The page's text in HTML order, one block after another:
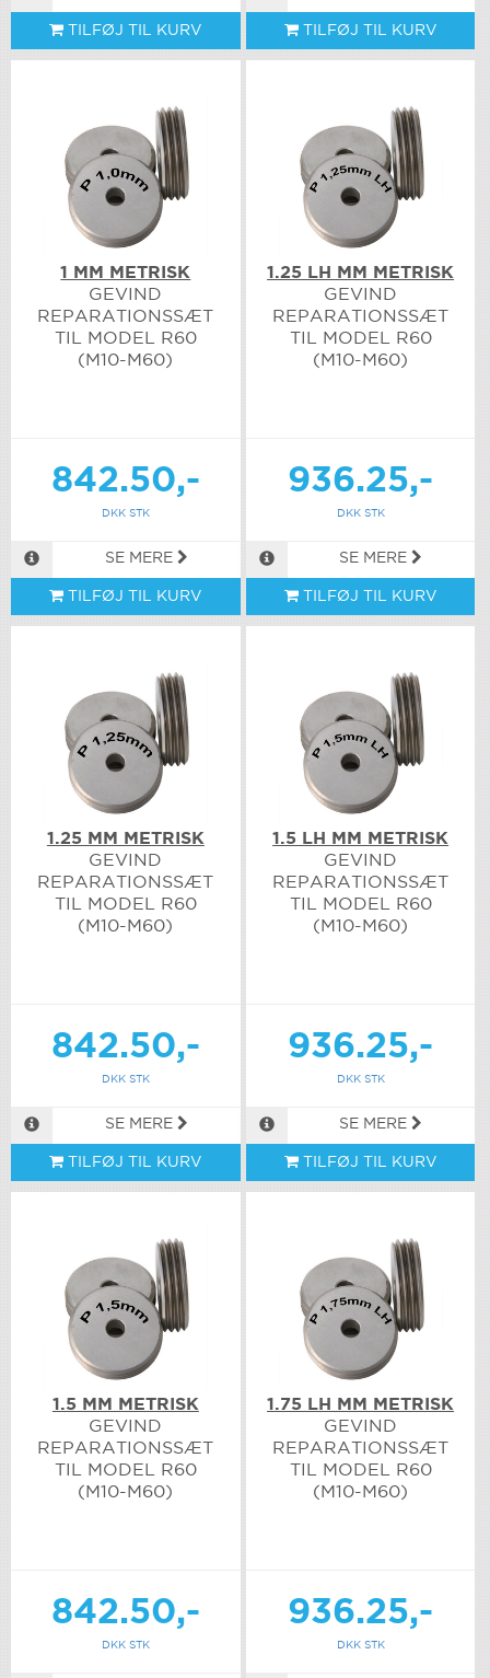
TILFØJ TIL KURV TILFØJ TIL KURV
1 MM METRISK
GEVIND
REPARATIONSSÆT
TIL MODEL R60
(M10-M60)
842.50,-
DKK STK
SE MERE
TILFØJ TIL KURV
1.25 LH MM METRISK
GEVIND
REPARATIONSSÆT
TIL MODEL R60
(M10-M60)
936.25,-
DKK STK
SE MERE
TILFØJ TIL KURV
1.25 MM METRISK
GEVIND
REPARATIONSSÆT
TIL MODEL R60
(M10-M60)
842.50,-
DKK STK
SE MERE
TILFØJ TIL KURV
1.5 LH MM METRISK
GEVIND
REPARATIONSSÆT
TIL MODEL R60
(M10-M60)
936.25,-
DKK STK
SE MERE
TILFØJ TIL KURV
1.5 MM METRISK
GEVIND
REPARATIONSSÆT
TIL MODEL R60
(M10-M60)
842.50,-
DKK STK
1.75 LH MM METRISK
GEVIND
REPARATIONSSÆT
TIL MODEL R60
(M10-M60)
936.25,-
DKK STK